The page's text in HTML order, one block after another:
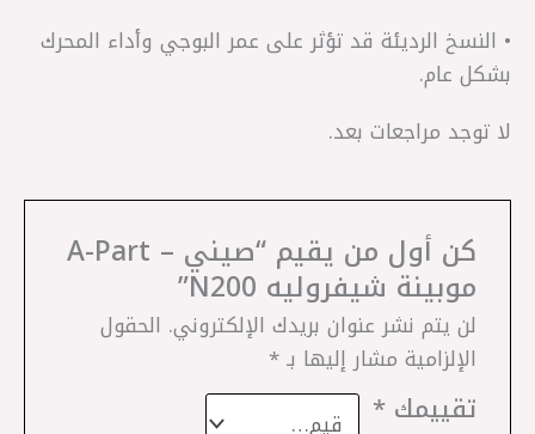
• النسخ الرديئة قد تؤثر على عمر البوجي وأداء المحرك
بشكل عام.
لا توجد مراجعات بعد.
كن أول من يقيم “صيني – A-Part
موبينة شيفروليه N200”
لن يتم نشر عنوان بريدك الإلكتروني. الحقول
الإلزامية مشار إليها بـ*
تقييمك*